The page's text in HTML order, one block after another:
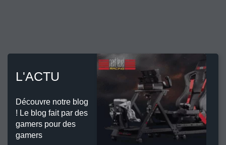
L'ACTU
Découvre notre blog
! Le blog fait par des
gamers pour des
gamers